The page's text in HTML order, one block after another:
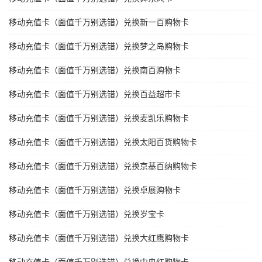
移动充值卡（面值千万别选错）兑换新一百购物卡
移动充值卡（面值千万别选错）兑换梦之岛购物卡
移动充值卡（面值千万别选错）兑换南百购物卡
移动充值卡（面值千万别选错）兑换百益超市卡
移动充值卡（面值千万别选错）兑换麦凯乐购物卡
移动充值卡（面值千万别选错）兑换太阳百货购物卡
移动充值卡（面值千万别选错）兑换京基百纳购物卡
移动充值卡（面值千万别选错）兑换卓展购物卡
移动充值卡（面值千万别选错）兑换岁宝卡
移动充值卡（面值千万别选错）兑换大红鹰购物卡